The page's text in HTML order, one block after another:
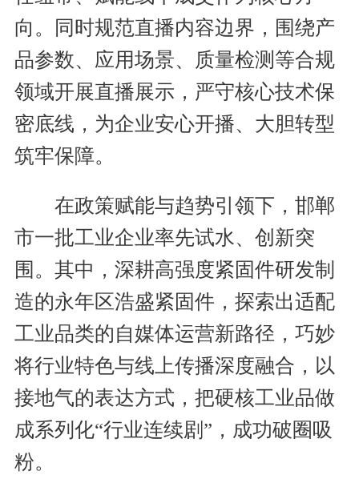
向。同时规范直播内容边界，围绕产
品参数、应用场景、质量检测等合规
领域开展直播展示，严守核心技术保
密底线，为企业安心开播、大胆转型
筑牢保障。
在政策赋能与趋势引领下，邯郸
市一批工业企业率先试水、创新突
围。其中，深耕高强度紧固件研发制
造的永年区浩盛紧固件，探索出适配
工业品类的自媒体运营新路径，巧妙
将行业特色与线上传播深度融合，以
接地气的表达方式，把硬核工业品做
成系列化“行业连续剧”，成功破圈吸
粉。